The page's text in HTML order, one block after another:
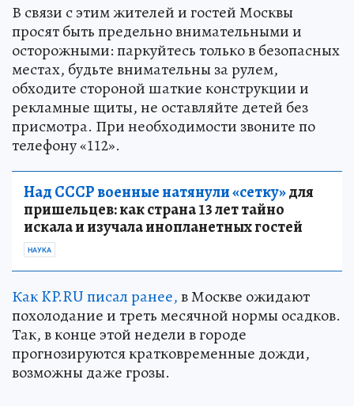
В связи с этим жителей и гостей Москвы
просят быть предельно внимательными и
осторожными: паркуйтесь только в безопасных
местах, будьте внимательны за рулем,
обходите стороной шаткие конструкции и
рекламные щиты, не оставляйте детей без
присмотра. При необходимости звоните по
телефону «112».
Над СССР военные натянули «сетку»для
пришельцев: как страна 13 лет тайно
искала и изучала инопланетных гостей
НАУКА
Как KP.RU писал ранее,в Москве ожидают
похолодание и треть месячной нормы осадков.
Так, в конце этой недели в городе
прогнозируются кратковременные дожди,
возможны даже грозы.